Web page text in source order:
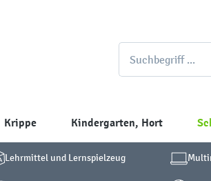
Krippe Kindergarten, Hort
Lehrmittel und Lernspielzeug